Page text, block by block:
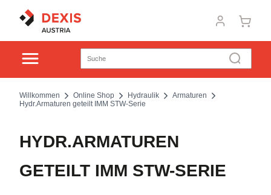
Willkommen Online Shop Hydraulik
Armaturen
Hydr.Armaturen geteilt IMM STW-Serie
HYDR.ARMATUREN
GETEILT IMM STW-SERIE